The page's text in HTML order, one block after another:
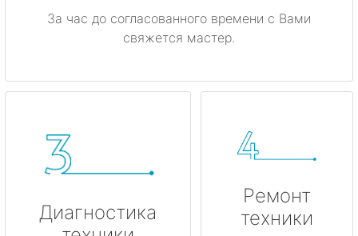
За час до согласованного времени с Вами
свяжется мастер.
Диагностика
Ремонт
техники